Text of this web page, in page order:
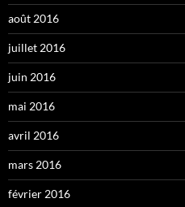
août 2016
juillet 2016
juin 2016
mai 2016
avril 2016
mars 2016
février 2016